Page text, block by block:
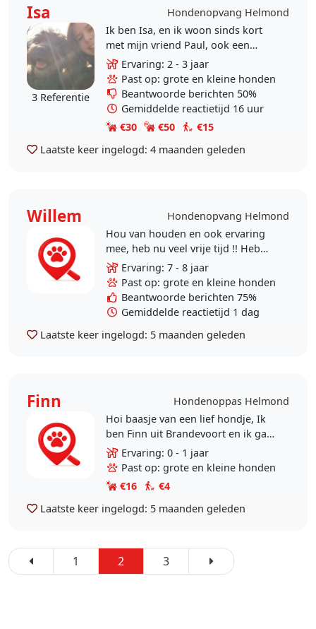
Isa Hondenopvang Helmond
3 Referentie
Ik ben Isa, en ik woon sinds kort
met mijn vriend Paul, ook een
ontzettende dierenvriend, in een
huisje in Helmond. Ik hou al van
kind af aan..
Ervaring: 2 - 3 jaar
Past op: grote en kleine honden
Beantwoorde berichten 50%
Gemiddelde reactietijd 16 uur
€30
€50
€15
Laatste keer ingelogd: 4 maanden geleden
Willem
Hondenopvang Helmond
Hou van houden en ook ervaring
mee, heb nu veel vrije tijd !! Heb
ervaring met kleine en grote
honden. uiteraard goede
referentie. Hond krijgt bij..
Ervaring: 7 - 8 jaar
Past op: grote en kleine honden
Beantwoorde berichten 75%
Gemiddelde reactietijd 1 dag
Laatste keer ingelogd: 5 maanden geleden
Finn
Hondenoppas Helmond
Hoi baasje van een lief hondje, Ik
ben Finn uit Brandevoort en ik ga
graag om met honden. Ik ben 14
jaar en wil graag wat gaan
verdienen, maar het..
Ervaring: 0 - 1 jaar
Past op: grote en kleine honden
€16
€4
Laatste keer ingelogd: 5 maanden geleden
1 2 3